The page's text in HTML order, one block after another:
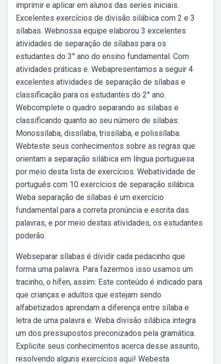
imprimir e aplicar em alunos das series iniciais.
Excelentes exercícios de divisão silábica com 2 e 3
sílabas. Webnossa equipe elaborou 3 excelentes
atividades de separação de sílabas para os
estudantes do 3° ano do ensino fundamental. Com
atividades práticas e. Webapresentamos a seguir 4
excelentes atividades de separação de sílabas e
classificação para os estudantes do 2° ano.
Webcomplete o quadro separando as silabas e
classificando quanto ao seu número de silabas:
Monossílaba, dissílaba, trissílaba, e polissílaba.
Webteste seus conhecimentos sobre as regras que
orientam a separação silábica em língua portuguesa
por meio desta lista de exercícios. Webatividade de
português com 10 exercícios de separação silábica.
Weba separação de sílabas é um exercício
fundamental para a correta pronúncia e escrita das
palavras, e por meio destas atividades, os estudantes
poderão.
Webseparar sílabas é dividir cada pedacinho que
forma uma palavra. Para fazermos isso usamos um
tracinho, o hífen, assim: Este conteúdo é indicado para
que crianças e adultos que estejam sendo
alfabetizados aprendam a diferença entre sílaba e
letra de uma palavra e. Weba divisão silábica integra
um dos pressupostos preconizados pela gramática.
Explicite seus conhecimentos acerca desse assunto,
resolvendo alguns exercícios aqui! Webesta